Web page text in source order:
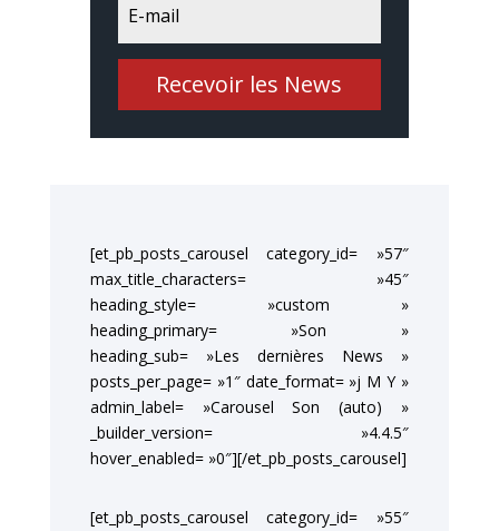
Recevoir les News
[et_pb_posts_carousel category_id= »57″
max_title_characters= »45″
heading_style= »custom »
heading_primary= »Son »
heading_sub= »Les dernières News »
posts_per_page= »1″ date_format= »j M Y »
admin_label= »Carousel Son (auto) »
_builder_version= »4.4.5″
hover_enabled= »0″][/et_pb_posts_carousel]
[et_pb_posts_carousel category_id= »55″